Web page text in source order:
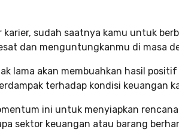
sudah saatnya kamu untuk
dan menguntungkanmu di masa
lama akan membuahkan hasil
terhadap kondisi keuangan
ini untuk menyiapkan
sektor keuangan atau barang